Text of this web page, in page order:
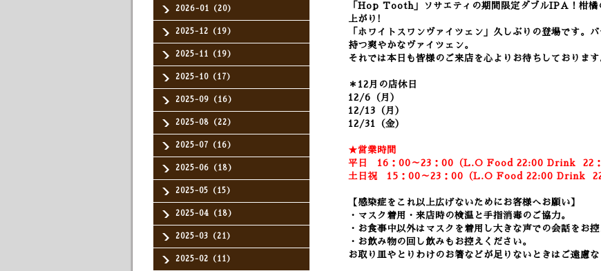
2026-01（20）
2025-12（19）
2025-11（19）
2025-10（17）
2025-09（16）
2025-08（22）
2025-07（16）
2025-06（18）
2025-05（15）
2025-04（18）
2025-03（21）
2025-02（11）
「Hop Tooth」ソサエティの期間限定ダブルIPA！柑橘
上がり!
「ホワイトスワンヴァイツェン」久しぶりの登場です。
持つ爽やかなヴァイツェン。
それでは本日も皆様のご来店を心よりお待ちしております
＊12月の店休日
12/6（月）
12/13（月）
12/31（金）
★営業時間
平日 16：00～23：00（L.O Food 22:00 Drink 22
土日祝 15：00～23：00（L.O Food 22:00 Drink
【感染症をこれ以上広げないためにお客様へお願い】
・マスク着用・来店時の検温と手指消毒のご協力。
・お食事中以外はマスクを着用し大きな声での会話をお控
・お飲み物の回し飲みもお控えください。
お取り皿やとりわけのお箸などが足りないときはご遠慮な